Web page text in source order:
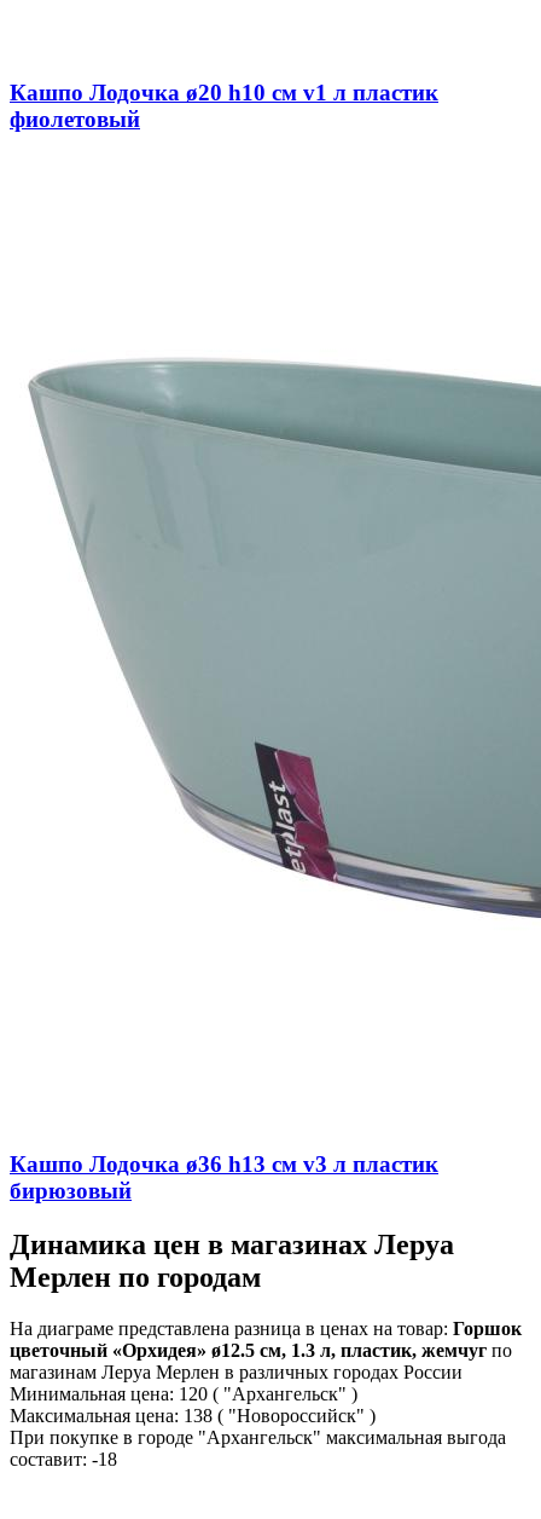
Кашпо Лодочка ø20 h10 см v1 л пластик
фиолетовый
Кашпо Лодочка ø36 h13 см v3 л пластик
бирюзовый
Динамика цен в магазинах Леруа
Мерлен по городам
На диаграме представлена разница в ценах на товар: Горшок
цветочный «Орхидея» ø12.5 см, 1.3 л, пластик, жемчуг по
магазинам Леруа Мерлен в различных городах России
Минимальная цена: 120 ( "Архангельск" )
Максимальная цена: 138 ( "Новороссийск" )
При покупке в городе "Архангельск" максимальная выгода
составит: -18